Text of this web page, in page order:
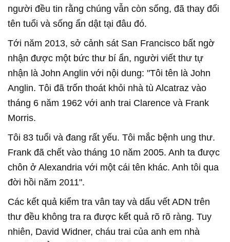
người đều tin rằng chúng vẫn còn sống, đã thay đổi
tên tuổi và sống ẩn dật tại đâu đó.
Tới năm 2013, sở cảnh sát San Francisco bất ngờ
nhận được một bức thư bí ẩn, người viết thư tự
nhận là John Anglin với nội dung: "Tôi tên là John
Anglin. Tôi đã trốn thoát khỏi nhà tù Alcatraz vào
tháng 6 năm 1962 với anh trai Clarence và Frank
Morris.
Tôi 83 tuổi và đang rất yếu. Tôi mắc bệnh ung thư.
Frank đã chết vào tháng 10 năm 2005. Anh ta được
chôn ở Alexandria với một cái tên khác. Anh tôi qua
đời hồi năm 2011".
Các kết quả kiểm tra vân tay và dấu vết ADN trên
thư đều không tra ra được kết quả rõ rõ ràng. Tuy
nhiên, David Widner, cháu trai của anh em nhà